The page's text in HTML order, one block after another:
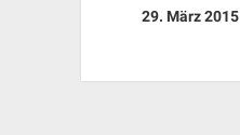
29. März 2015